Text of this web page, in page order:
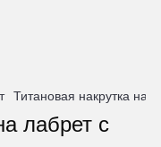
Титановая накрутка на
лабрет с